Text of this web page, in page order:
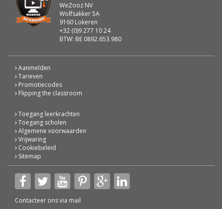
WeZooz NV
Wolfsakker 5A
9160 Lokeren
+32 (0)9 277 10 24
BTW: BE 0892.653.980
Aanmelden
Tarieven
Promotiecodes
Flipping the classroom
Toegang leerkrachten
Toegang scholen
Algemene voorwaarden
Vrijwaring
Cookiebeleid
Sitemap
Contacteer ons via mail